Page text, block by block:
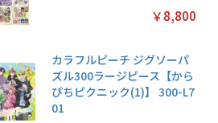
￥2,200 ￥3,080￥8,800
カラフルピーチ ジグソーパ
ズル300ラージピース【から
ぴちピクニック(1)】 300-L7
01